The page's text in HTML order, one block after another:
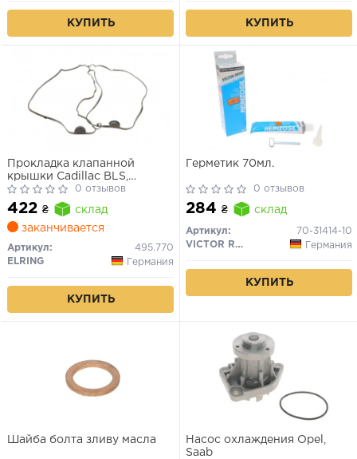
КУПИТЬ КУПИТЬ
Прокладка клапанной
крышки Cadillac BLS,
Chevrolet Captiva, Opel
Vectra 1.8–2.4
0 отзывов
422 ₴
склад
заканчивается
Артикул:
495.770
ELRING
Германия
КУПИТЬ
Герметик 70мл.
0 отзывов
284 ₴ склад
Артикул:
70-31414-10
VICTOR REINZ
Германия
КУПИТЬ
Шайба болта зливу масла
Насос охлаждения Opel,
Saab